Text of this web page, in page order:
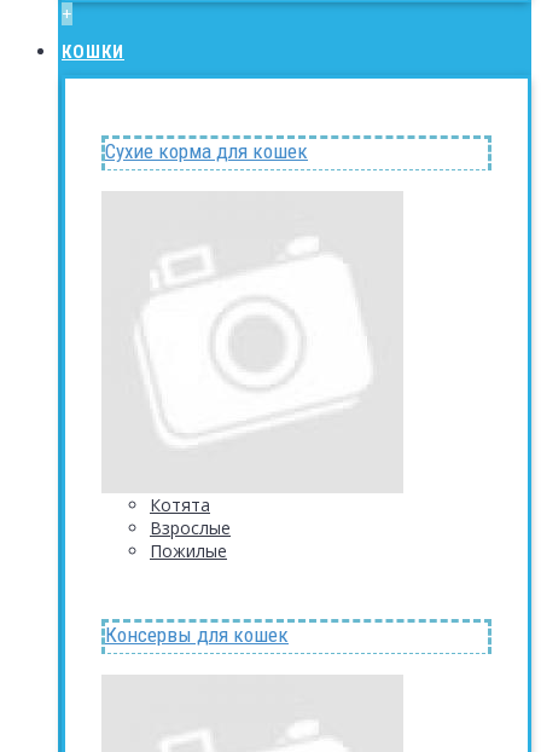
+
КОШКИ
Сухие корма для кошек
Котята
Взрослые
Пожилые
Консервы для кошек